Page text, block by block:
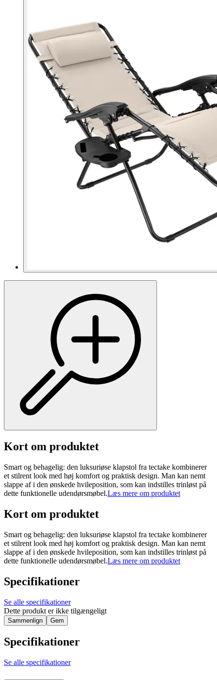
Kort om produktet
Smart og behagelig: den luksuriøse klapstol fra tectake kombinerer
et stilrent look med høj komfort og praktisk design. Man kan nemt
slappe af i den ønskede hvileposition, som kan indstilles trinløst på
dette funktionelle udendørsmøbel.Læs mere om produktet
Kort om produktet
Smart og behagelig: den luksuriøse klapstol fra tectake kombinerer
et stilrent look med høj komfort og praktisk design. Man kan nemt
slappe af i den ønskede hvileposition, som kan indstilles trinløst på
dette funktionelle udendørsmøbel.Læs mere om produktet
Specifikationer
Se alle specifikationer
Dette produkt er ikke tilgængeligt
Sammenlign Gem
Specifikationer
Se alle specifikationer